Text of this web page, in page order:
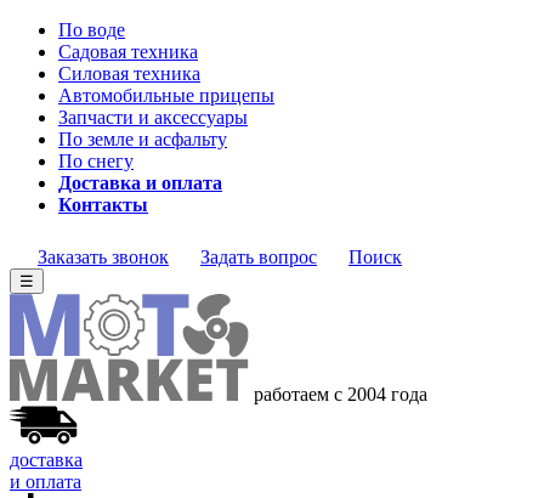
По воде
Садовая техника
Силовая техника
Автомобильные прицепы
Запчасти и аксессуары
По земле и асфальту
По снегу
Доставка и оплата
Контакты
Заказать звонок Задать вопрос Поиск
☰
работаем с 2004 года
доставка
и оплата